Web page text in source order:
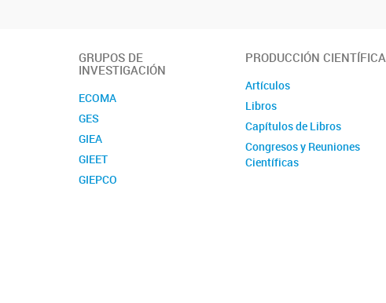
GRUPOS DE
INVESTIGACIÓN
ECOMA
GES
GIEA
GIEET
GIEPCO
PRODUCCIÓN CIENTÍFICA
Artículos
Libros
Capítulos de Libros
Congresos y Reuniones
Científicas